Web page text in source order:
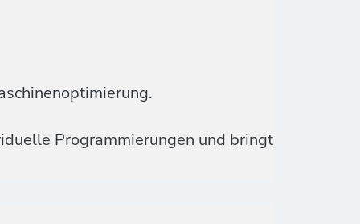
Programmierungen und bringt